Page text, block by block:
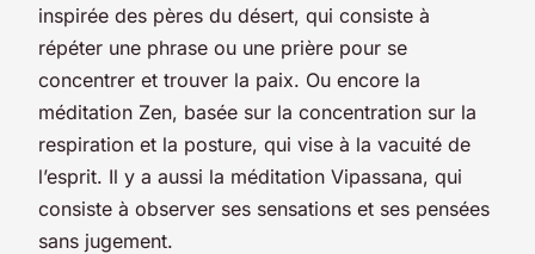
inspirée des pères du désert, qui consiste à
répéter une phrase ou une prière pour se
concentrer et trouver la paix. Ou encore la
méditation Zen, basée sur la concentration sur la
respiration et la posture, qui vise à la vacuité de
l’esprit. Il y a aussi la méditation Vipassana, qui
consiste à observer ses sensations et ses pensées
sans jugement.